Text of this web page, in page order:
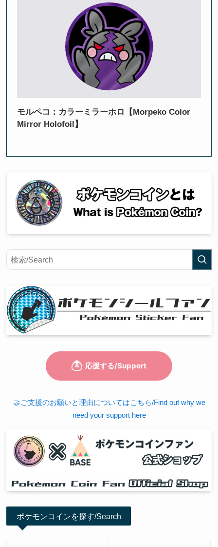
モルペコ：カラーミラーホロ【Morpeko Color
Mirror Holofoil】
🤝ご支援のお願いと理由についてはこちら/Find out why we
need your support here
ポケモンコインを探す/Search